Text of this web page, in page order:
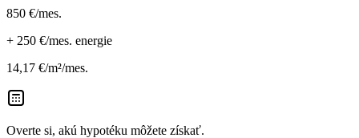
850 €/mes.
+ 250 €/mes. energie
14,17 €/m²/mes.
Overte si, akú hypotéku môžete získať.